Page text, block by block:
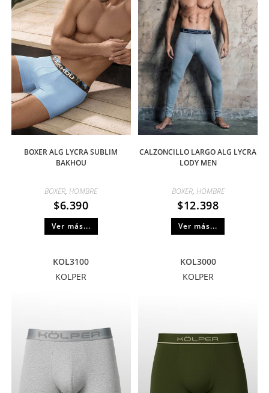
BOXER ALG LYCRA SUBLIM
BAKHOU
BOXER,HOMBRE
$6.390
Ver más...
CALZONCILLO LARGO ALG LYCRA
LODY MEN
BOXER, HOMBRE
$12.398
Ver más...
KOL3100
KOLPER
KOL3000
KOLPER